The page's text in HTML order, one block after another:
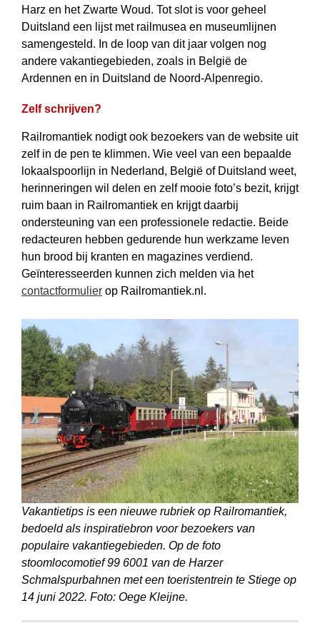
Harz en het Zwarte Woud. Tot slot is voor geheel
Duitsland een lijst met railmusea en museumlijnen
samengesteld. In de loop van dit jaar volgen nog
andere vakantiegebieden, zoals in België de
Ardennen en in Duitsland de Noord-Alpenregio.
Zelf schrijven?
Railromantiek nodigt ook bezoekers van de website uit
zelf in de pen te klimmen. Wie veel van een bepaalde
lokaalspoorlijn in Nederland, België of Duitsland weet,
herinneringen wil delen en zelf mooie foto’s bezit, krijgt
ruim baan in Rail­romantiek en krijgt daarbij
ondersteuning van een professionele redactie. Beide
redacteuren hebben gedurende hun werkzame leven
hun brood bij kranten en magazines verdiend.
Geïnteresseerden kunnen zich melden via het
contactformulier op Railromantiek.nl.
Vakantietips is een nieuwe rubriek op Railromantiek,
bedoeld als inspiratiebron voor bezoekers van
populaire vakantiegebieden. Op de foto
stoomlocomotief 99 6001 van de Harzer
Schmalspurbahnen met een toeristentrein te Stiege op
14 juni 2022. Foto: Oege Kleijne.